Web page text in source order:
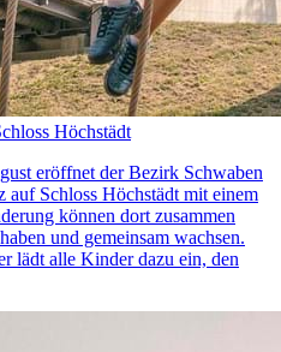
Höchstädt
eröffnet der Bezirk Schwaben
auf Schloss Höchstädt mit einem
können dort zusammen
und gemeinsam wachsen.
lädt alle Kinder dazu ein, den